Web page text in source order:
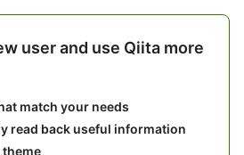
user and use Qiita more
match your needs
read back useful information
theme